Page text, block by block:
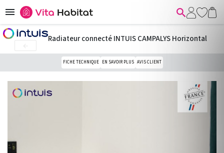
 
Radiateur connecté INTUIS CAMPALYS Horizontal
FICHE TECHNIQUE EN SAVOIR PLUS AVIS CLIENT